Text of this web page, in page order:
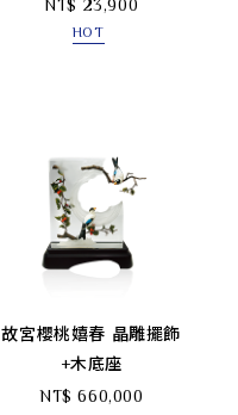
NT$ 23,900
HOT
故宮櫻桃嬉春 晶雕擺飾
+木底座
NT$ 660,000